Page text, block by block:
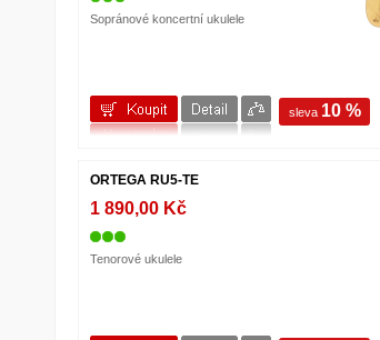
Sopránové koncertní ukulele
sleva 10 %
ORTEGA RU5-TE
1 890,00 Kč
Tenorové ukulele